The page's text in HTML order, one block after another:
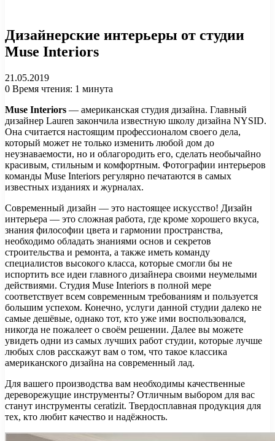
Дизайнерские интерьеры от студии
Muse Interiors
21.05.2019
0 Время чтения: 1 минута
Muse Interiors — американская студия дизайна. Главный
дизайнер Lauren закончила известную школу дизайна NYSID.
Она считается настоящим профессионалом своего дела,
который может не только изменить любой дом до
неузнаваемости, но и облагородить его, сделать необычайно
красивым, стильным и комфортным. Фотографии интерьеров
команды Muse Interiors регулярно печатаются в самых
известных изданиях и журналах.
Современный дизайн — это настоящее искусство! Дизайн
интерьера — это сложная работа, где кроме хорошего вкуса,
знания философии цвета и гармонии пространства,
необходимо обладать знаниями основ и секретов
строительства и ремонта, а также иметь команду
специалистов высокого класcа, которые смогли бы не
испортить все идеи главного дизайнера своими неумелыми
действиями. Студия Muse Interiors в полной мере
соответствует всем современным требованиям и пользуется
большим успехом. Конечно, услуги данной студии далеко не
самые дешёвые, однако тот, кто уже ими воспользовался,
никогда не пожалеет о своём решении. Далее вы можете
увидеть одни из самых лучших работ студии, которые лучше
любых слов расскажут вам о том, что такое классика
американского дизайна на современный лад.
Для вашего производства вам необходимы качественные
дереворежущие инструменты? Отличным выбором для вас
станут инструменты ceratizit. Твердосплавная продукция для
тех, кто любит качество и надёжность.